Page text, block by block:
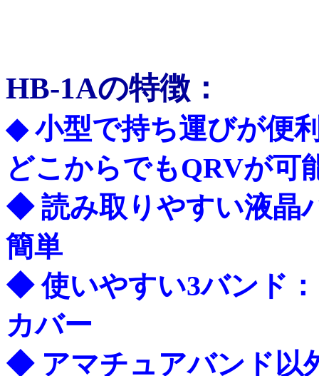
HB-1Aの特徴 ：
◆ 小型で持ち運びが
どこからでもQRVが可
◆ 読み取りやすい液晶
簡単
◆ 使いやすい3バンド
カバー
◆ アマチュアバンド以